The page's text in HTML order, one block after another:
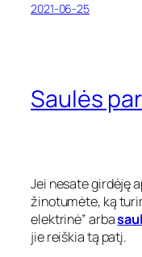
2021-06-25
Saulės
Jei nesate girdėję
žinotumėte, ką
elektrinė” arba
jie reiškia tą patį.